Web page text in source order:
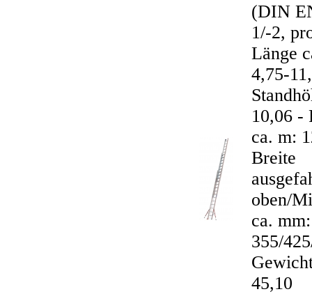
(DIN
1/-2,
Länge
4,75-
10,06 -
ca. m:
Breite
oben/
ca. mm:
355/
45,10